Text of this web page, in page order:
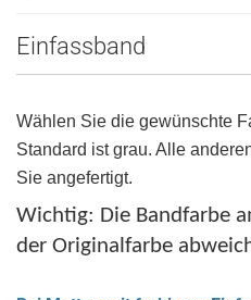
Einfassband
Wählen Sie die gewünschte
Standard ist grau. Alle
Sie angefertigt.
Wichtig: Die Bandfarbe
der Originalfarbe